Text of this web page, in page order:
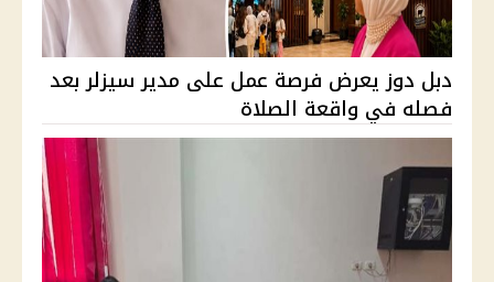
دبل دوز يعرض فرصة عمل على مدير سيزلر بعد
فصله في واقعة الصلاة